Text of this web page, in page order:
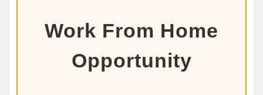
Work From Home
Opportunity